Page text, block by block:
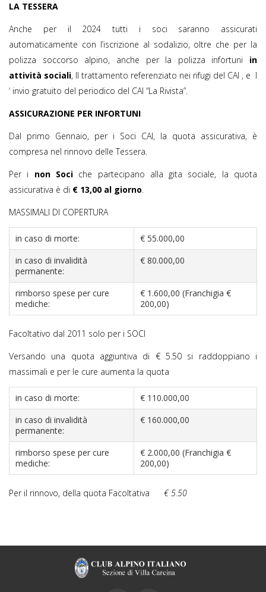
LA TESSERA
Anche per il 2024 tutti i soci saranno assicurati
automaticamente con l’iscrizione al sodalizio, oltre che per la
polizza soccorso alpino, anche per la polizza infortuni in
attività sociali, Il trattamento referenziato nei rifugi del CAI , e l
‘ invio gratuito del periodico del CAI “La Rivista”.
ASSICURAZIONE PER INFORTUNI
Dal primo Gennaio, per i Soci CAI, la quota assicurativa, è
compresa nel rinnovo delle Tessera.
Per i non Sociche partecipano alla gita sociale, la quota
assicurativa è di € 13,00 al giorno.
MASSIMALI DI COPERTURA
in caso di morte:
€ 55.000,00
in caso di invalidità
permanente:
€ 80.000,00
rimborso spese per cure
mediche:
€ 1.600,00 (Franchigia €
200,00)
Facoltativo dal 2011 solo per i SOCI
Versando una quota aggiuntiva di € 5.50 si raddoppiano i
massimali e per le cure aumenta la quota
in caso di morte:
€ 110.000,00
in caso di invalidità
permanente:
€ 160.000,00
rimborso spese per cure
mediche:
€ 2.000,00 (Franchigia €
200,00)
Per il rinnovo, della quota Facoltativa € 5.50